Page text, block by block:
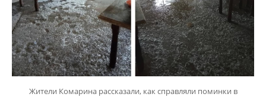
Жители Комарина рассказали, как справляли поминки в